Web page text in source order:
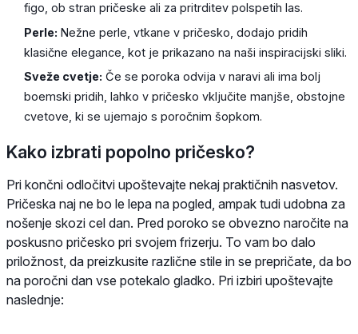
figo, ob stran pričeske ali za pritrditev polspetih las.
Perle: Nežne perle, vtkane v pričesko, dodajo pridih
klasične elegance, kot je prikazano na naši inspiracijski sliki.
Sveže cvetje: Če se poroka odvija v naravi ali ima bolj
boemski pridih, lahko v pričesko vključite manjše, obstojne
cvetove, ki se ujemajo s poročnim šopkom.
Kako izbrati popolno pričesko?
Pri končni odločitvi upoštevajte nekaj praktičnih nasvetov.
Pričeska naj ne bo le lepa na pogled, ampak tudi udobna za
nošenje skozi cel dan. Pred poroko se obvezno naročite na
poskusno pričesko pri svojem frizerju. To vam bo dalo
priložnost, da preizkusite različne stile in se prepričate, da bo
na poročni dan vse potekalo gladko. Pri izbiri upoštevajte
naslednje: